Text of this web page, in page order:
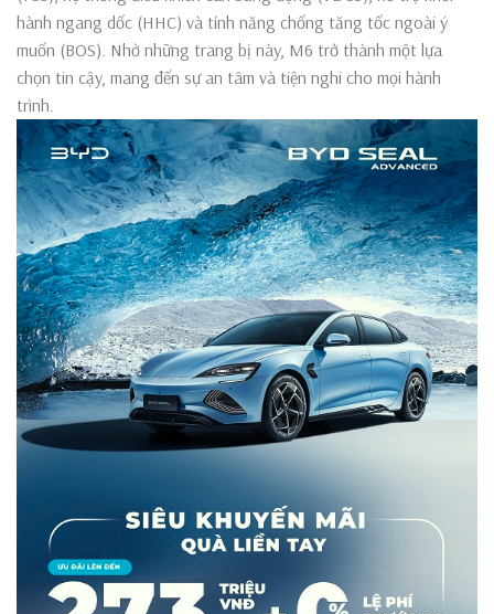
hành ngang dốc (HHC) và tính năng chống tăng tốc ngoài ý
muốn (BOS). Nhờ những trang bị này, M6 trở thành một lựa
chọn tin cậy, mang đến sự an tâm và tiện nghi cho mọi hành
trình.